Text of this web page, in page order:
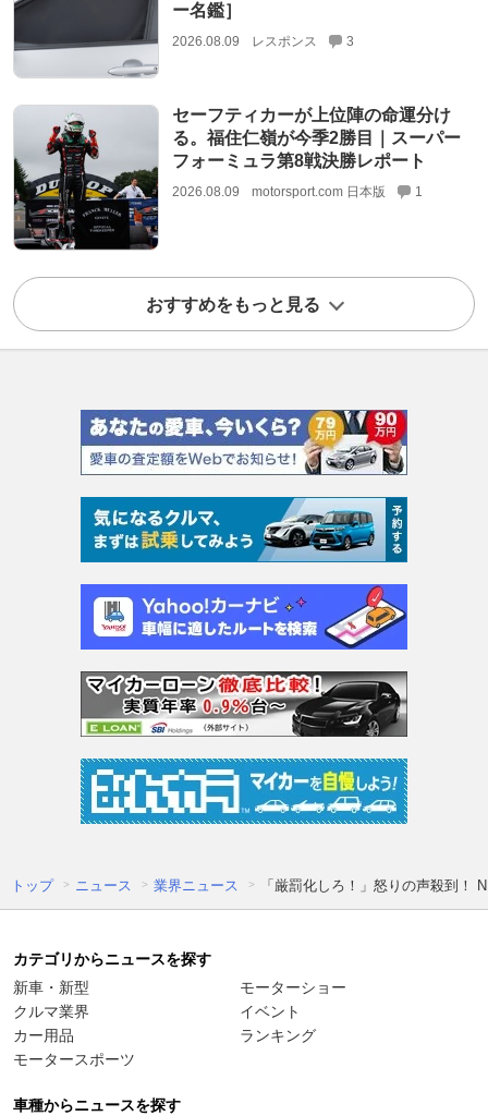
ー名鑑］
2026.08.09 レスポンス 3
セーフティカーが上位陣の命運分け
る。福住仁嶺が今季2勝目｜スーパー
フォーミュラ第8戦決勝レポート
2026.08.09 motorsport.com 日本版 1
おすすめをもっと見る
トップ ニュース 業界ニュース 「厳罰化しろ！」怒りの声殺到！
カテゴリからニュースを探す
新車・新型
クルマ業界
カー用品
モータースポーツ
モーターショー
イベント
ランキング
車種からニュースを探す